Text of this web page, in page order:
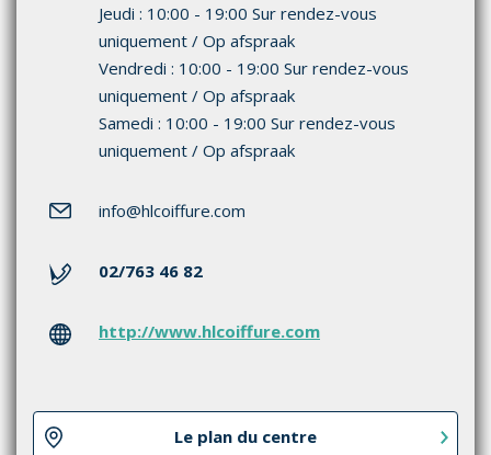
Jeudi : 10:00 - 19:00 Sur rendez-vous
uniquement / Op afspraak
Vendredi : 10:00 - 19:00 Sur rendez-vous
uniquement / Op afspraak
Samedi : 10:00 - 19:00 Sur rendez-vous
uniquement / Op afspraak
info@hlcoiffure.com
02/763 46 82
http://www.hlcoiffure.com
Le plan du centre